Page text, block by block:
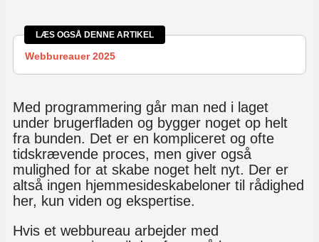
LÆS OGSÅ DENNE ARTIKEL
Webbureauer 2025
Med programmering går man ned i laget
under brugerfladen og bygger noget op helt
fra bunden. Det er en kompliceret og ofte
tidskrævende proces, men giver også
mulighed for at skabe noget helt nyt. Der er
altså ingen hjemmesideskabeloner til rådighed
her, kun viden og ekspertise.
Hvis et webbureau arbejder med